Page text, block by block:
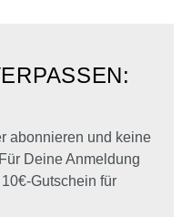
abonnieren und keine
Deine Anmeldung
Gutschein für